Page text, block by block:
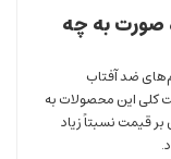
صورت به چه
ضد آفتاب
کلی این محصولات به
بر قیمت نسبتاً زیاد